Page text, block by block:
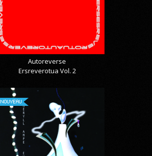
Autoreverse
Ersreverotua Vol. 2
NOUVEAU